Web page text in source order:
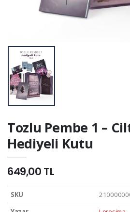
Tozlu Pembe 1 –
Hediyeli Kutu
649,00 TL
SKU